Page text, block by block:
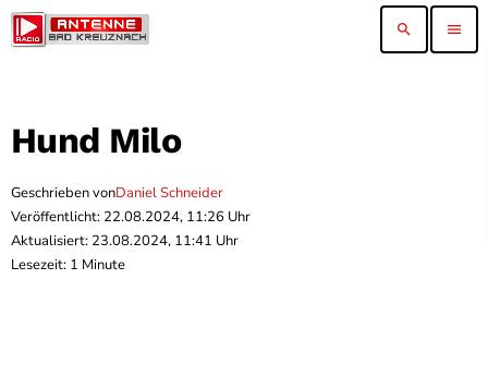
search menu
Hund Milo
Geschrieben vonDaniel Schneider
Veröffentlicht: 22.08.2024, 11:26 Uhr
Aktualisiert: 23.08.2024, 11:41 Uhr
Lesezeit: 1 Minute